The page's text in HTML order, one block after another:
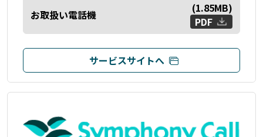
お取扱い電話機 (1.85MB)
PDF
サービスサイトへ